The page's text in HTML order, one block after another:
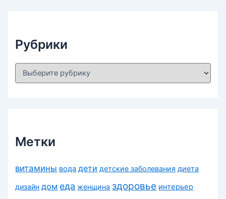
Рубрики
Р
Метки
витамины вода дети детские заболевания диета
дизайн дом еда женщина здоровье интерьер